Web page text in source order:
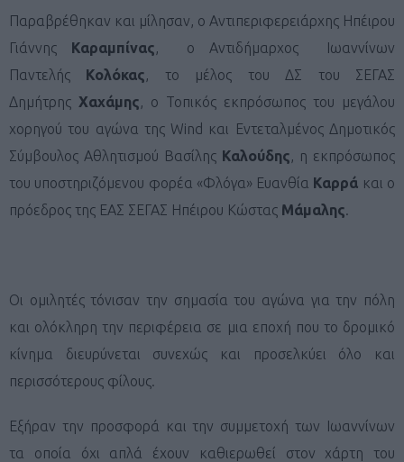
Παραβρέθηκαν και μίλησαν, ο Αντιπεριφερειάρχης Ηπέιρου
Γιάννης
Καραμπίνας, ο Αντιδήμαρχος Ιωαννίνων
Παντελής
Κολόκας, το μέλος του ΔΣ του ΣΕΓΑΣ
Δημήτρης Χαχάμης, ο Τοπικός εκπρόσωπος του μεγάλου
χορηγού του αγώνα της Wind και Εντεταλμένος Δημοτικός
Σύμβουλος Αθλητισμού Βασίλης Καλούδης, η εκπρόσωπος
του υποστηριζόμενου φορέα «Φλόγα» Ευανθία Καρρά και ο
πρόεδρος της ΕΑΣ ΣΕΓΑΣ Ηπέιρου Κώστας Μάμαλης.
Οι ομιλητές τόνισαν την σημασία του αγώνα για την πόλη
και ολόκληρη την περιφέρεια σε μια εποχή που το δρομικό
κίνημα διευρύνεται συνεχώς και προσελκύει όλο και
περισσότερους φίλους.
Εξήραν την προσφορά και την συμμετοχή των Ιωαννίνων
τα οποία όχι απλά έχουν καθιερωθεί στον χάρτη του